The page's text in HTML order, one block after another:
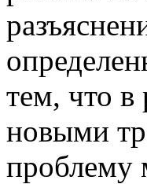
тем, что в
новыми